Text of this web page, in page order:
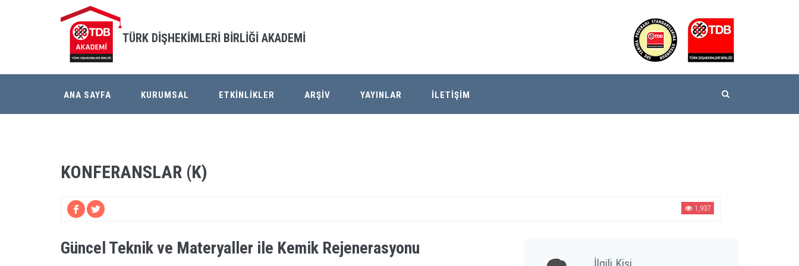
TÜRK DİŞHEKİMLERİ BİRLİĞİ AKADEMİ
ANA SAYFA KURUMSAL ETKİNLİKLER ARŞİV YAYINLAR İLETİŞİM
KONFERANSLAR (K)
1,937
Güncel Teknik ve Materyaller ile Kemik Rejenerasyonu